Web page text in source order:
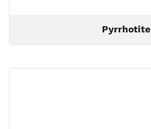
Pyrrhotite